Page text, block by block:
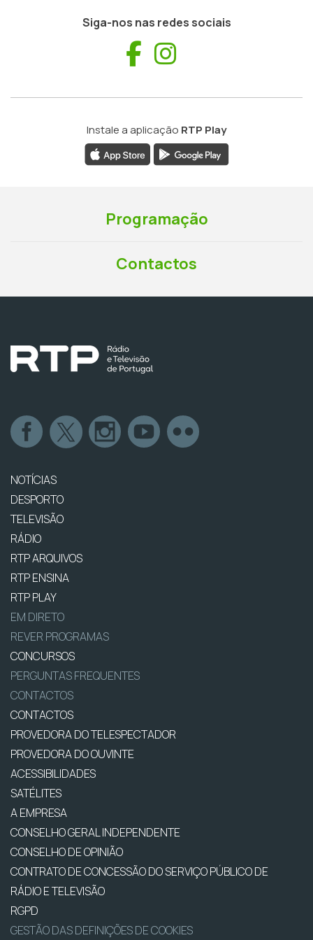
Siga-nos nas redes sociais
Facebook
Instale a aplicação RTP Play
Programação
Contactos
NOTÍCIAS
DESPORTO
TELEVISÃO
RÁDIO
RTP ARQUIVOS
RTP ENSINA
RTP PLAY
EM DIRETO
REVER PROGRAMAS
CONCURSOS
PERGUNTAS FREQUENTES
CONTACTOS
CONTACTOS
PROVEDORA DO TELESPECTADOR
PROVEDORA DO OUVINTE
ACESSIBILIDADES
SATÉLITES
A EMPRESA
CONSELHO GERAL INDEPENDENTE
CONSELHO DE OPINIÃO
CONTRATO DE CONCESSÃO DO SERVIÇO PÚBLICO DE
RÁDIO E TELEVISÃO
RGPD
GESTÃO DAS DEFINIÇÕES DE COOKIES